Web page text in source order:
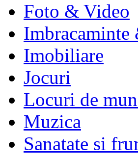
Foto & Video
Imobiliare
Jocuri
Locuri de
Muzica
Sanatate si